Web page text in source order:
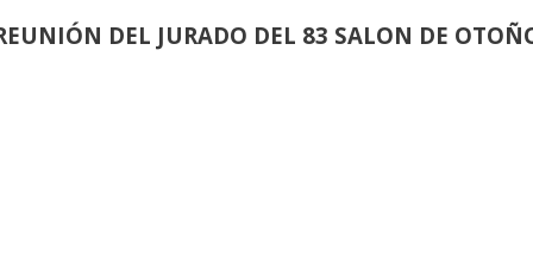
DEL JURADO DEL 83 SALON DE